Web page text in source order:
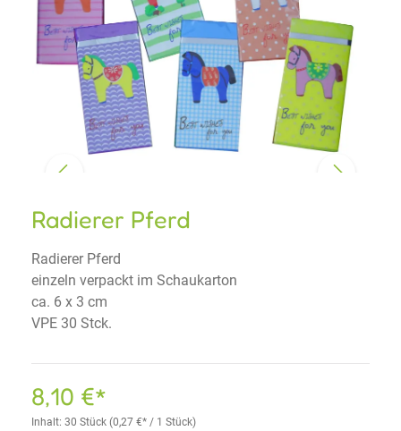
Radierer Pferd
Radierer Pferd
einzeln verpackt im Schaukarton
ca. 6 x 3 cm
VPE 30 Stck.
8,10 €*
Inhalt: 30 Stück (0,27 €* / 1 Stück)